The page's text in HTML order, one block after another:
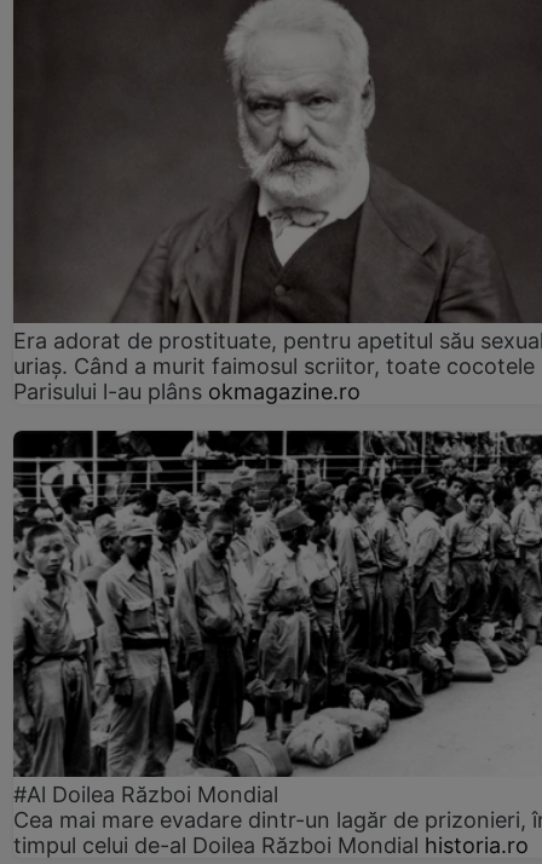
Era adorat de prostituate, pentru apetitul său
uriaș. Când a murit faimosul scriitor, toate cocotele
Parisului l-au plâns okmagazine.ro
#Al Doilea Război Mondial
Cea mai mare evadare dintr-un lagăr de prizonieri,
timpul celui de-al Doilea Război Mondial historia.ro